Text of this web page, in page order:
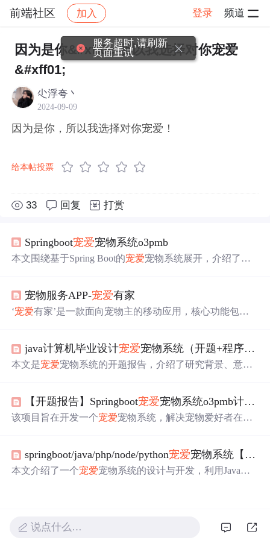
前端社区 加入 登录 频道
社区 前端社区 感慨 帖子详情
因为是你&#xff0c;所以我选择对你宠爱
&#xff01;
尐浮夸丶
2024-09-09
因为是你，所以我选择对你宠爱！
给本帖投票
33 回复 打赏
Springboot宠爱宠物系统o3pmb
本文围绕基于Spring Boot的宠爱宠物系统展开，介绍了系
t、MySQL、Vue.js等技术实现前后端分离的研究方案，还
提及了预期成果和开发流程。
宠物服务APP-宠爱有家
‘宠爱有家’是一款面向宠物主的移动应用，核心功能包括
搜索与匹配算法提升领养效率；寄养模块对接认证寄养
方，保障服务安全可控。系统采用模块化架构，涵盖首
操作便捷化。
java计算机毕业设计宠爱宠物系统（开题+程序+论文）
本文是宠爱宠物系统的开题报告，介绍了研究背景、意
等，说明了开发技术，如前端的HTML、Vue.js，后端的Ja
va、Spring等，以及开发流程。
【开题报告】Springboot宠爱宠物系统o3pmb计算机毕业设计
该项目旨在开发一个宠爱宠物系统，解决宠物爱好者在选
数据库参考。预计在2023年完成从需求分析到上线部署的
全部过程。,
springboot/java/php/node/python宠爱宠物系统【计算机毕设】
本文介绍了一个宠爱宠物系统的设计与开发，利用Java、S
说点什么…
服务超时,请刷新
页面重试